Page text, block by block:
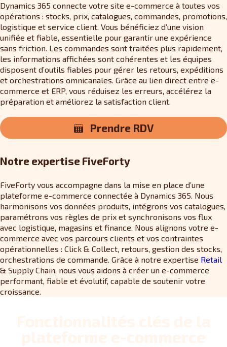
Dynamics 365 connecte votre site e-commerce à toutes vos
opérations : stocks, prix, catalogues, commandes, promotions,
logistique et service client. Vous bénéficiez d’une vision
unifiée et fiable, essentielle pour garantir une expérience
sans friction. Les commandes sont traitées plus rapidement,
les informations affichées sont cohérentes et les équipes
disposent d’outils fiables pour gérer les retours, expéditions
et orchestrations omnicanales. Grâce au lien direct entre e-
commerce et ERP, vous réduisez les erreurs, accélérez la
préparation et améliorez la satisfaction client.
Prendre RDV
Notre expertise FiveForty
FiveForty vous accompagne dans la mise en place d’une
plateforme e-commerce connectée à Dynamics 365. Nous
harmonisons vos données produits, intégrons vos catalogues,
paramétrons vos règles de prix et synchronisons vos flux
avec logistique, magasins et finance. Nous alignons votre e-
commerce avec vos parcours clients et vos contraintes
opérationnelles : Click & Collect, retours, gestion des stocks,
orchestrations de commande. Grâce à notre expertise Retail
& Supply Chain, nous vous aidons à créer un e-commerce
performant, fiable et évolutif, capable de soutenir votre
croissance.